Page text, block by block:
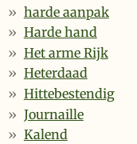
harde aanpak
Harde hand
Het arme Rijk
Heterdaad
Hittebestendig
Journaille
Kalend